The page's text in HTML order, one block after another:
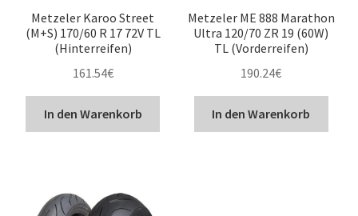
Metzeler Karoo Street
(M+S) 170/60 R 17 72V TL
(Hinterreifen)
161.54€
In den Warenkorb
Metzeler ME 888 Marathon
Ultra 120/70 ZR 19 (60W)
TL (Vorderreifen)
190.24€
In den Warenkorb